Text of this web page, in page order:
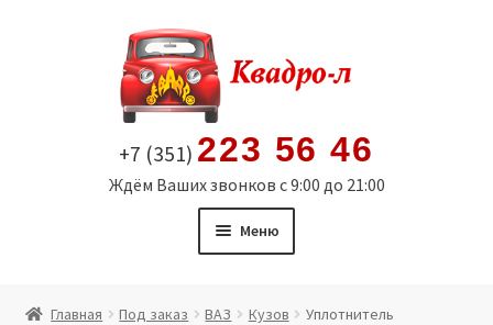
содержимому
+7 (351) 223 56 46
Ждём Ваших звонков с 9:00 до 21:00
Меню
Главная Под заказ ВАЗ Кузов
Уплотнитель